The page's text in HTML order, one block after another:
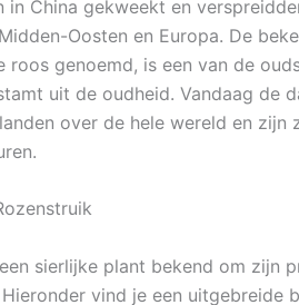
in China gekweekt en
Oosten en Europa. De
roos genoemd, is een van de
uit de oudheid. Vandaag de
over de hele wereld en zijn
sierlijke plant bekend om zijn
vind je een uitgebreide